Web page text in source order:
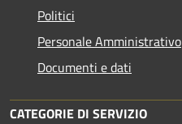
Politici
Personale Amministrativo
Documenti e dati
CATEGORIE DI SERVIZIO